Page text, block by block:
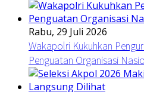
Rabu, 29 Juli 2026
Wakapolri Kukuhkan
Penguatan Organisasi